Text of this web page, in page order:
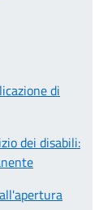
di
dei disabili: